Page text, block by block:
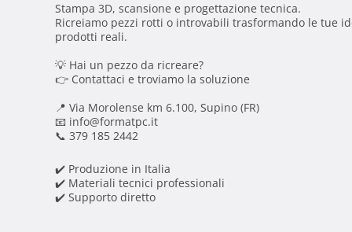
Stampa 3D, scansione e progettazione tecnica.
Ricreiamo pezzi rotti o introvabili trasformando le tue
prodotti reali.
💡 Hai un pezzo da ricreare?
👉 Contattaci e troviamo la soluzione
📍 Via Morolense km 6.100, Supino (FR)
📧 info@formatpc.it
📞 379 185 2442
✔️ Produzione in Italia
✔️ Materiali tecnici professionali
✔️ Supporto diretto